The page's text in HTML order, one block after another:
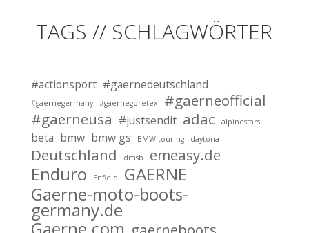
TAGS // SCHLAGWÖRTER
#actionsport #gaernedeutschland
#gaernegermany #gaernegoretex
#gaerneofficial
#gaerneusa #justsendit adac alpinestars
beta bmw bmw gs BMW touring daytona
Deutschland dmsb emeasy.de
Enduro Enfield
GAERNE
Gaerne-moto-boots-
germany.de
Gaerne.com